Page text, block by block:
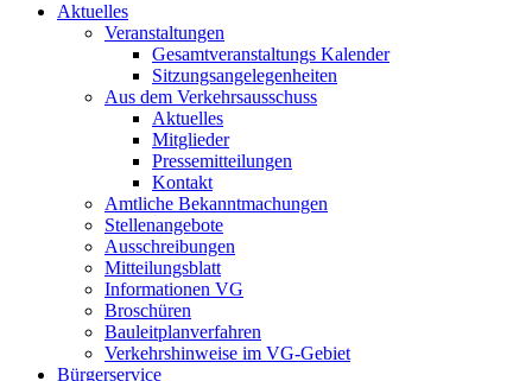
Aktuelles
Veranstaltungen
Gesamtveranstaltungs Kalender
Sitzungsangelegenheiten
Aus dem Verkehrsausschuss
Aktuelles
Mitglieder
Pressemitteilungen
Kontakt
Amtliche Bekanntmachungen
Stellenangebote
Ausschreibungen
Mitteilungsblatt
Informationen VG
Broschüren
Bauleitplanverfahren
Verkehrshinweise im VG-Gebiet
Bürgerservice